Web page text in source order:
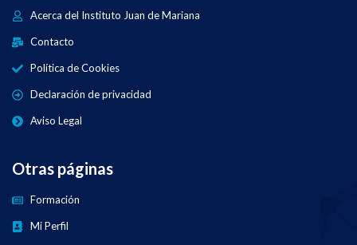
Acerca del Instituto Juan de Mariana
Contacto
Política de Cookies
Declaración de privacidad
Aviso Legal
Otras páginas
Formación
Mi Perfil